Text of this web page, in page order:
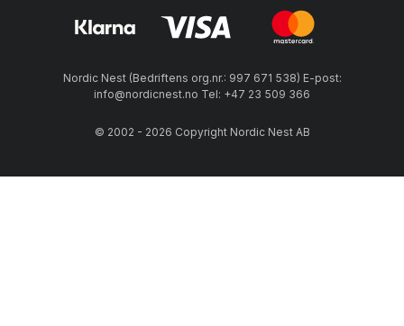
Nordic Nest (Bedriftens org.nr.: 997 671 538) E-post:
info@nordicnest.no Tel: +47 23 509 366
© 2002 - 2026 Copyright Nordic Nest AB